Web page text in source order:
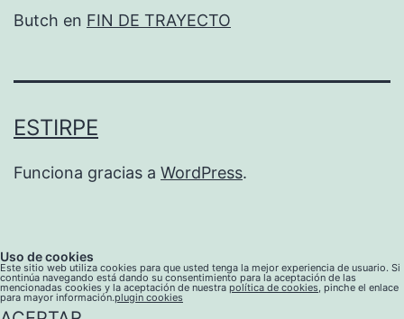
Butch en FIN DE TRAYECTO
ESTIRPE
Funciona gracias a WordPress.
Uso de cookies
Este sitio web utiliza cookies para que usted tenga la mejor experiencia de usuario. Si
continúa navegando está dando su consentimiento para la aceptación de las
mencionadas cookies y la aceptación de nuestra política de cookies, pinche el enlace
para mayor información.plugin cookies